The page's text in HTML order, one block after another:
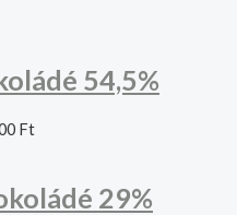
54,5%
Ft
29%